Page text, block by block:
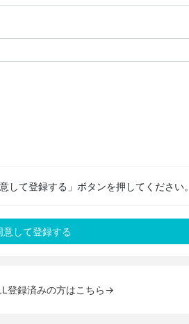
して登録する」ボタンを押してください。
登録済みの方はこちら→